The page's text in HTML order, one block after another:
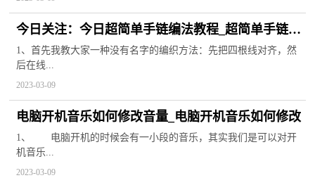
今日关注：今日超简单手链编法教程_超简单手链编
织方法
1、首先我教大家一种没有名字的编织方法：先把四根线对齐，然
后在线...
2023-03-09
电脑开机音乐如何修改音量_电脑开机音乐如何修改
1、 电脑开机的时候会有一小段的音乐，其实我们是可以对开
机音乐...
2023-03-09